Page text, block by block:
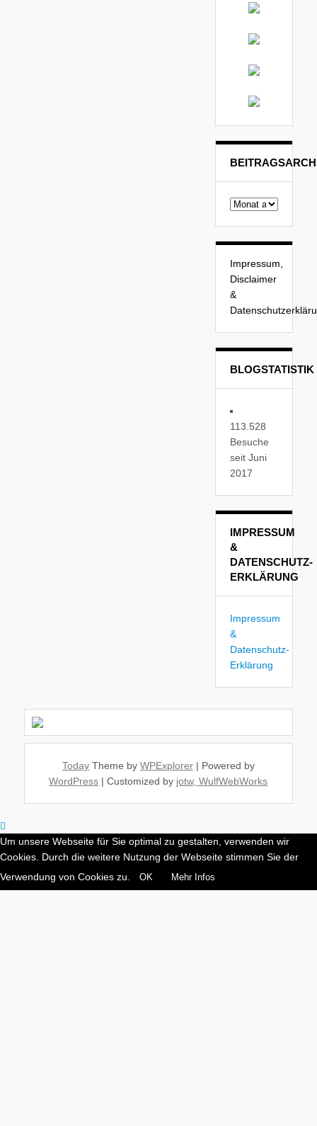
Beitragsarchiv
Impressum,
Disclaimer
&
BLOGSTATISTIK
113.528
Besuche
seit Juni
2017
IMPRESSUM
&
DATENSCHUTZ-
ERKLÄRUNG
Impressum
&
Datenschutz-
Erklärung
TodayTheme by WPExplorer| Powered by
WordPress | Customized by jotw, WulfWebWorks
Um unsere Webseite für Sie optimal zu gestalten, verwenden wir
Cookies. Durch die weitere Nutzung der Webseite stimmen Sie der
Verwendung von Cookies zu.
OK Mehr Infos